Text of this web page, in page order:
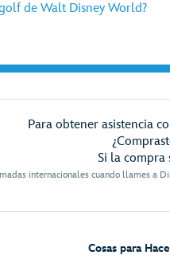
de Walt Disney World?
Para obtener asistencia
Si la compra
internacionales cuando llames a
Cosas para